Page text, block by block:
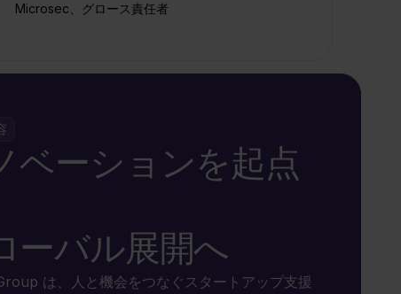
Microsec、グロース責任者
ベーションを起点
ーバル展開へ
は、人と機会をつなぐスタートアップ支援